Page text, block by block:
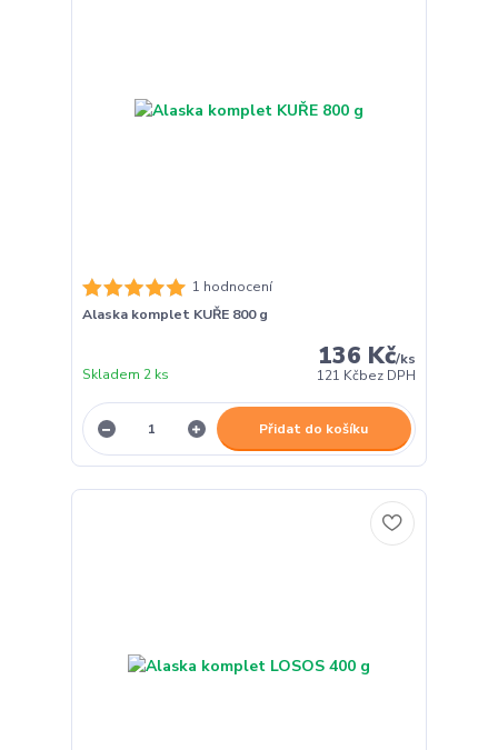
1 hodnocení
Alaska komplet KUŘE 800 g
136 Kč/ks
121 Kčbez DPH
Skladem 2 ks
Přidat do košíku